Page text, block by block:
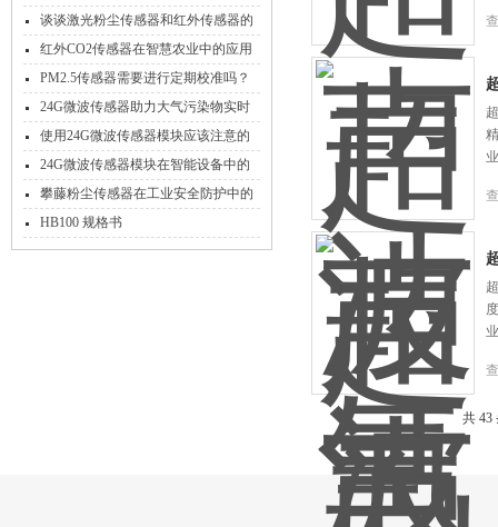
理
谈谈激光粉尘传感器和红外传感器的
区别在哪里？
红外CO2传感器在智慧农业中的应用
PM2.5传感器需要进行定期校准吗？
24G微波传感器助力大气污染物实时
捕捉
使用24G微波传感器模块应该注意的
要点有哪些
24G微波传感器模块在智能设备中的
应用
攀藤粉尘传感器在工业安全防护中的
应用实践
HB100 规格书
共